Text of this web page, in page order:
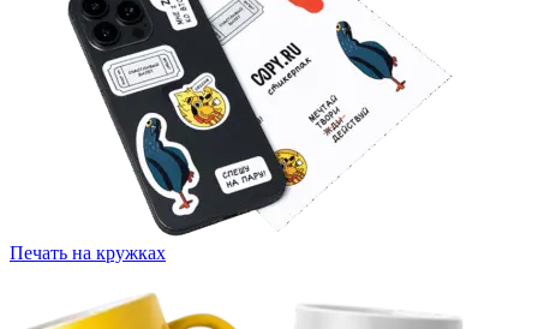
Печать на кружках